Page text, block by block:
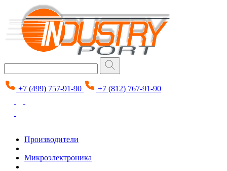
+7 (499) 757-91-90 +7 (812) 767-91-90
Производители
Микроэлектроника